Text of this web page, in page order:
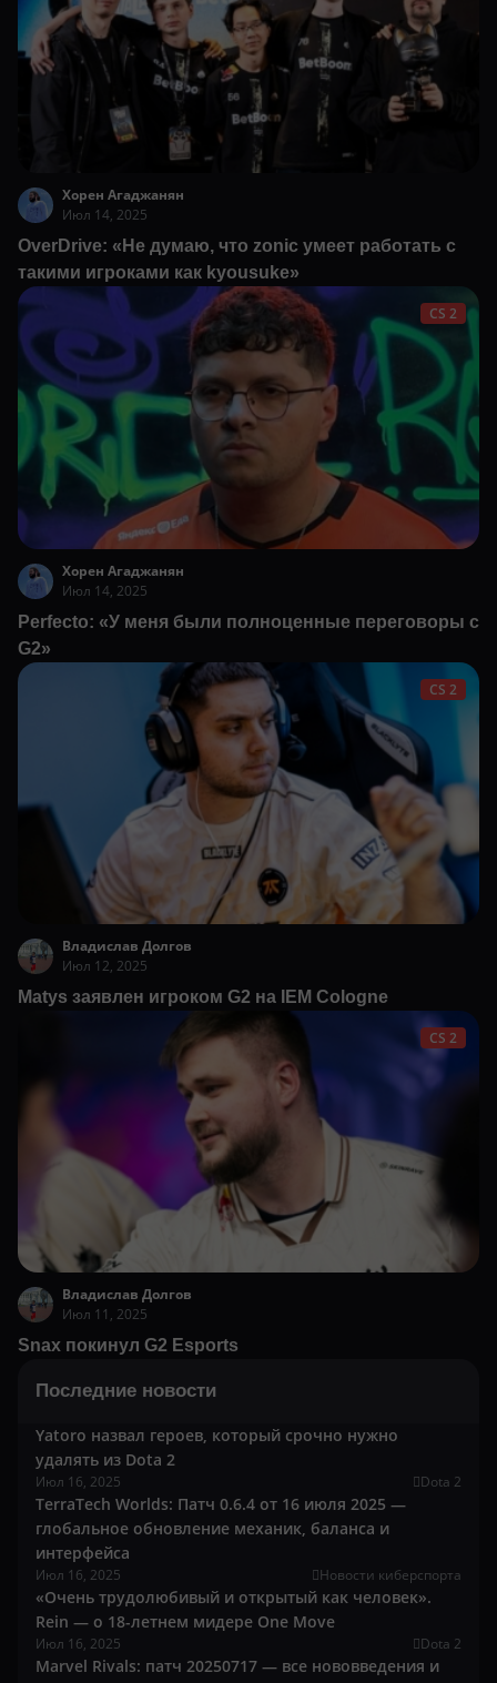
Хорен Агаджанян
Июл 14, 2025
OverDrive: «Не думаю, что zonic умеет работать с
такими игроками как kyousuke»
CS 2
Хорен Агаджанян
Июл 14, 2025
Perfecto: «У меня были полноценные переговоры с
G2»
CS 2
Владислав Долгов
Июл 12, 2025
Matys заявлен игроком G2 на IEM Cologne
CS 2
Владислав Долгов
Июл 11, 2025
Snax покинул G2 Esports
Последние новости
Yatoro назвал героев, который срочно нужно
удалять из Dota 2
Июл 16, 2025 Dota 2
TerraTech Worlds: Патч 0.6.4 от 16 июля 2025 —
глобальное обновление механик, баланса и
интерфейса
Июл 16, 2025 Новости киберспорта
«Очень трудолюбивый и открытый как человек».
Rein — о 18-летнем мидере One Move
Июл 16, 2025 Dota 2
Marvel Rivals: патч 20250717 — все нововведения и